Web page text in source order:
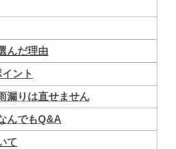
んだ理由
ント
漏りは直せません
んでもQ&A
て